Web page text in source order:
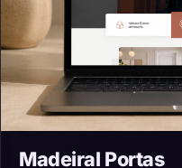
Madeiral Portas